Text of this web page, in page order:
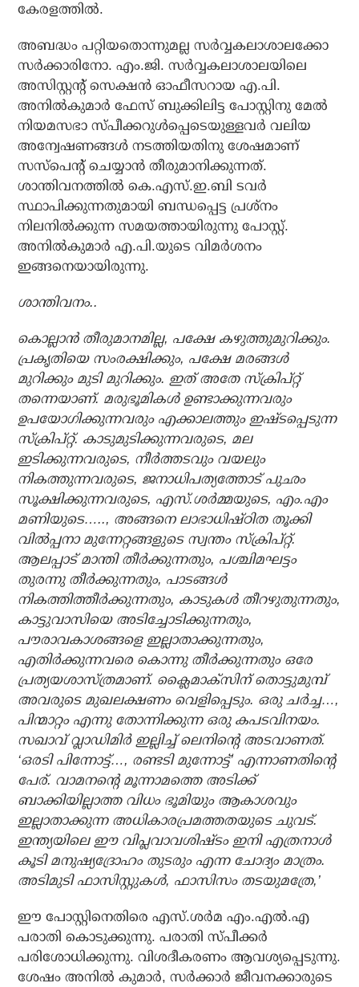
കേരളത്തില്‍.
അബദ്ധം പറ്റിയതൊന്നുമല്ല സര്‍വ്വകലാശാലക്കോ
സര്‍ക്കാരിനോ. എം.ജി. സര്‍വ്വകലാശാലയിലെ
അസിസ്റ്റന്റ് സെക്ഷന്‍ ഓഫീസറായ എ.പി.
അനില്‍കുമാര്‍ ഫേസ് ബുക്കിലിട്ട പോസ്റ്റിനു മേല്‍
നിയമസഭാ സ്പീക്കറുള്‍പ്പെടെയുള്ളവര്‍ വലിയ
അന്വേഷണങ്ങള്‍ നടത്തിയതിനു ശേഷമാണ്
സസ്‌പെന്റ് ചെയ്യാന്‍ തീരുമാനിക്കുന്നത്.
ശാന്തിവനത്തില്‍ കെ.എസ്.ഇ.ബി ടവര്‍
സ്ഥാപിക്കുന്നതുമായി ബന്ധപ്പെട്ട പ്രശ്‌നം
നിലനില്‍ക്കുന്ന സമയത്തായിരുന്നു പോസ്റ്റ്.
അനില്‍കുമാര്‍ എ.പി.യുടെ വിമര്‍ശനം
ഇങ്ങനെയായിരുന്നു.
ശാന്തിവനം..
കൊല്ലാന്‍ തീരുമാനമില്ല, പക്ഷേ കഴുത്തുമുറിക്കും.
പ്രകൃതിയെ സംരക്ഷിക്കും, പക്ഷേ മരങ്ങള്‍
മുറിക്കും മുടി മുറിക്കും. ഇത് അതേ സ്‌ക്രിപ്റ്റ്
തന്നെയാണ്. മരുഭൂമികള്‍ ഉണ്ടാക്കുന്നവരും
ഉപയോഗിക്കുന്നവരും എക്കാലത്തും ഇഷ്ടപ്പെടുന്ന
സ്‌ക്രിപ്റ്റ്. കാടുമുടിക്കുന്നവരുടെ, മല
ഇടിക്കുന്നവരുടെ, നീര്‍ത്തടവും വയലും
നികത്തുന്നവരുടെ, ജനാധിപത്യത്തോട് പുഛം
സൂക്ഷിക്കുന്നവരുടെ, എസ്.ശര്‍മ്മയുടെ, എം.എം
മണിയുടെ….., അങ്ങനെ ലാഭാധിഷ്ഠിത തൂക്കി
വില്‍പ്പനാ മുന്നേറ്റങ്ങളുടെ സ്വന്തം സ്‌ക്രിപ്റ്റ്.
ആലപ്പാട് മാന്തി തീര്‍ക്കുന്നതും, പശ്ചിമഘട്ടം
തുരന്നു തീര്‍ക്കുന്നതും, പാടങ്ങള്‍
നികത്തിത്തീര്‍ക്കുന്നതും, കാടുകള്‍ തീറഴുതുന്നതും,
കാട്ടുവാസിയെ അടിച്ചോടിക്കുന്നതും,
പൗരാവകാശങ്ങളെ ഇല്ലാതാക്കുന്നതും,
എതിര്‍ക്കുന്നവരെ കൊന്നു തീര്‍ക്കുന്നതും ഒരേ
പ്രത്യയശാസ്ത്രമാണ്. ക്ലൈമാക്സിന് തൊട്ടുമുമ്പ്
അവരുടെ മുഖലക്ഷണം വെളിപ്പെടും. ഒരു ചര്‍ച്ച…,
പിന്മാറ്റം എന്നു തോന്നിക്കുന്ന ഒരു കപടവിനയം.
സഖാവ് വ്ലാഡിമിര്‍ ഇല്ലിച്ച് ലെനിന്റെ അടവാണത്.
‘ഒരടി പിന്നോട്ട്…, രണ്ടടി മുന്നോട്ട്’ എന്നാണതിന്റെ
പേര്. വാമനന്റെ മൂന്നാമത്തെ അടിക്ക്
ബാക്കിയില്ലാത്ത വിധം ഭൂമിയും ആകാശവും
ഇല്ലാതാക്കുന്ന അധികാരപ്രമത്തതയുടെ ചുവട്.
ഇന്ത്യയിലെ ഈ വിപ്ലവാവശിഷ്ടം ഇനി എത്രനാള്‍
കൂടി മനുഷ്യദ്രോഹം തുടരും എന്ന ചോദ്യം മാത്രം.
അടിമുടി ഫാസിസ്റ്റുകള്‍, ഫാസിസം തടയുമത്രേ,’
ഈ പോസ്റ്റിനെതിരെ എസ്.ശര്‍മ എം.എല്‍.എ
പരാതി കൊടുക്കുന്നു. പരാതി സ്പീക്കര്‍
പരിശോധിക്കുന്നു. വിശദീകരണം ആവശ്യപ്പെടുന്നു.
ശേഷം അനില്‍ കുമാര്‍, സര്‍ക്കാര്‍ ജീവനക്കാരുടെ